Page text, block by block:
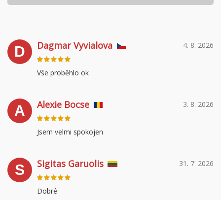
D 4. 8. 2026
Dagmar Vyvialova
Vše proběhlo ok
A 3. 8. 2026
Alexie Bocse
Jsem velmi spokojen
S 31. 7. 2026
Sigitas Garuolis
Dobré